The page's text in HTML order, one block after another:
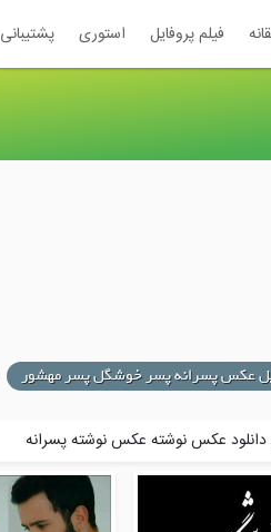
فیلم پروفایل استوری پشتیبانی
عکس پسرانه پسر خوشگل پسر مهشور
دانلود عکس نوشته عکس نوشته پسرانه